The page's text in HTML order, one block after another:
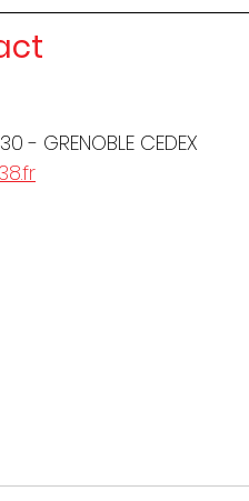
GRENOBLE CEDEX